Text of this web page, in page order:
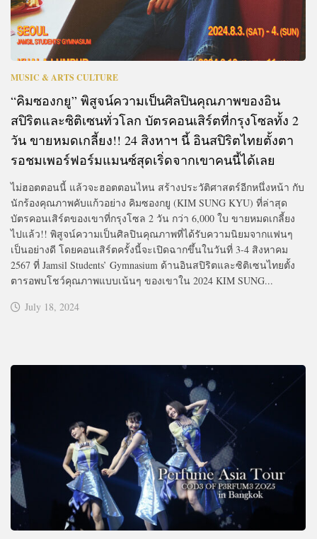
MUSIC & ARTS CULTURE
“คิมซองกยู” พิสูจน์ความเป็นศิลปินคุณภาพของอิน
สปิริตและซิติเซนทั่วโลก บัตรคอนเสิร์ตที่กรุงโซลทั้ง 2
วัน ขายหมดเกลี้ยง!! 24 สิงหาฯ นี้ อินสปิริตไทยตั้งตา
รอชมเพอร์ฟอร์มแมนซ์สุดเริ่ดจากเขาคนนี้ได้เลย
ไม่ฮอตตอนนี้ แล้วจะฮอตตอนไหน สร้างประวัติศาสตร์อีกหนึ่งหน้า กับ
นักร้องคุณภาพคับแก้วอย่าง คิมซองกยู (KIM SUNG KYU) ที่ล่าสุด
บัตรคอนเสิร์ตของเขาที่กรุงโซล 2 วัน กว่า 6,000 ใบ ขายหมดเกลี้ยง
ไปแล้ว!! พิสูจน์ความเป็นศิลปินคุณภาพที่ได้รับความนิยมจากแฟนๆ
เป็นอย่างดี โดยคอนเสิร์ตครั้งนี้จะเปิดฉากขึ้นในวันที่ 3-4 สิงหาคม
2567 ที่ Jamsil Students’ Gymnasium ด้านอินสปิริตและซิติเซนไทยตั้ง
ตารอพบโชว์คุณภาพแบบเน้นๆ ของเขาใน 2024 KIM SUNG...
July 18, 2024